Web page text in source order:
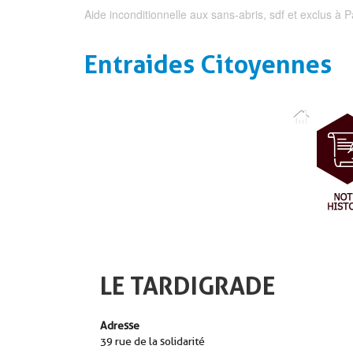
Aide inconditionnelle aux sans-abris, sdf et exclus à
Entraides Citoyennes
LE TARDIGRADE
Adresse
39 rue de la solidarité